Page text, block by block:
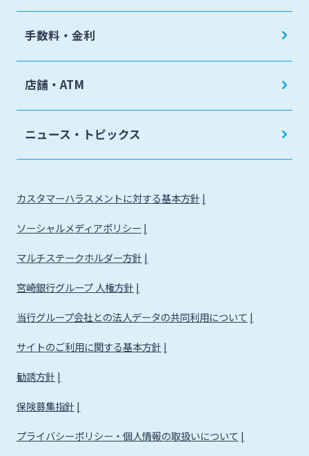
手数料・金利
店舗・ATM
ニュース・トピックス
カスタマーハラスメントに対する基本方針
ソーシャルメディアポリシー
マルチステークホルダー方針
宮崎銀行グループ 人権方針
当行グループ会社との法人データの共同利用について
サイトのご利用に関する基本方針
勧誘方針
保険募集指針
プライバシーポリシー・個人情報の取扱いについて